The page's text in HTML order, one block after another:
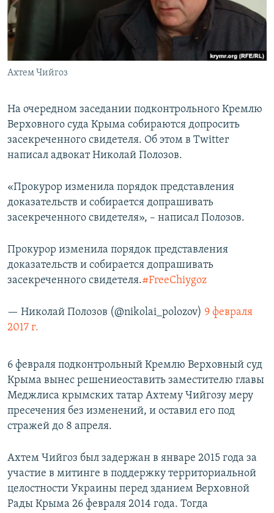
ПОБЕДИТЕЛЕЙ НЕ СУДЯТ?
УКРАИНСКАЯ ПРОБЛЕМА КРЫМА
ПРИСОЕДИНЯЙТЕСЬ!
Ахтем Чийгоз
На очередном заседании подконтрольного Кремлю
Верховного суда Крыма собираются допросить
засекреченного свидетеля. Об этом в Twitter
написал адвокат Николай Полозов.
«Прокурор изменила порядок представления
доказательств и собирается допрашивать
засекреченного свидетеля», – написал Полозов.
Прокурор изменила порядок представления
доказательств и собирается допрашивать
засекреченного свидетеля.#FreeChiygoz
— Николай Полозов (@nikolai_polozov) 9 февраля
2017 г.
6 февраля подконтрольный Кремлю Верховный суд
Крыма вынес решениеоставить заместителю главы
Меджлиса крымских татар Ахтему Чийгозу меру
пресечения без изменений, и оставил его под
стражей до 8 апреля.
Ахтем Чийгоз был задержан в январе 2015 года за
участие в митинге в поддержку территориальной
целостности Украины перед зданием Верховной
Рады Крыма 26 февраля 2014 года. Тогда